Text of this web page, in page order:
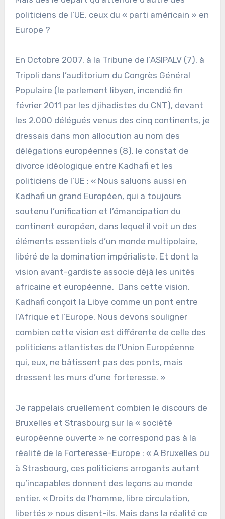
politiciens de l’UE, ceux du « parti américain » en
Europe ?
En Octobre 2007, à la Tribune de l’ASIPALV (7), à
Tripoli dans l’auditorium du Congrès Général
Populaire (le parlement libyen, incendié fin
février 2011 par les djihadistes du CNT), devant
les 2.000 délégués venus des cinq continents, je
dressais dans mon allocution au nom des
délégations européennes (8), le constat de
divorce idéologique entre Kadhafi et les
politiciens de l’UE : « Nous saluons aussi en
Kadhafi un grand Européen, qui a toujours
soutenu l’unification et l’émancipation du
continent européen, dans lequel il voit un des
éléments essentiels d’un monde multipolaire,
libéré de la domination impérialiste. Et dont la
vision avant-gardiste associe déjà les unités
africaine et européenne. Dans cette vision,
Kadhafi conçoit la Libye comme un pont entre
l’Afrique et l’Europe. Nous devons souligner
combien cette vision est différente de celle des
politiciens atlantistes de l’Union Européenne
qui, eux, ne bâtissent pas des ponts, mais
dressent les murs d’une forteresse. »
Je rappelais cruellement combien le discours de
Bruxelles et Strasbourg sur la « société
européenne ouverte » ne correspond pas à la
réalité de la Forteresse-Europe : « A Bruxelles ou
à Strasbourg, ces politiciens arrogants autant
qu’incapables donnent des leçons au monde
entier. « Droits de l’homme, libre circulation,
libertés » nous disent-ils. Mais dans la réalité ce